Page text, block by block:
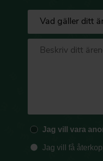
Jag vill vara
Jag vill få